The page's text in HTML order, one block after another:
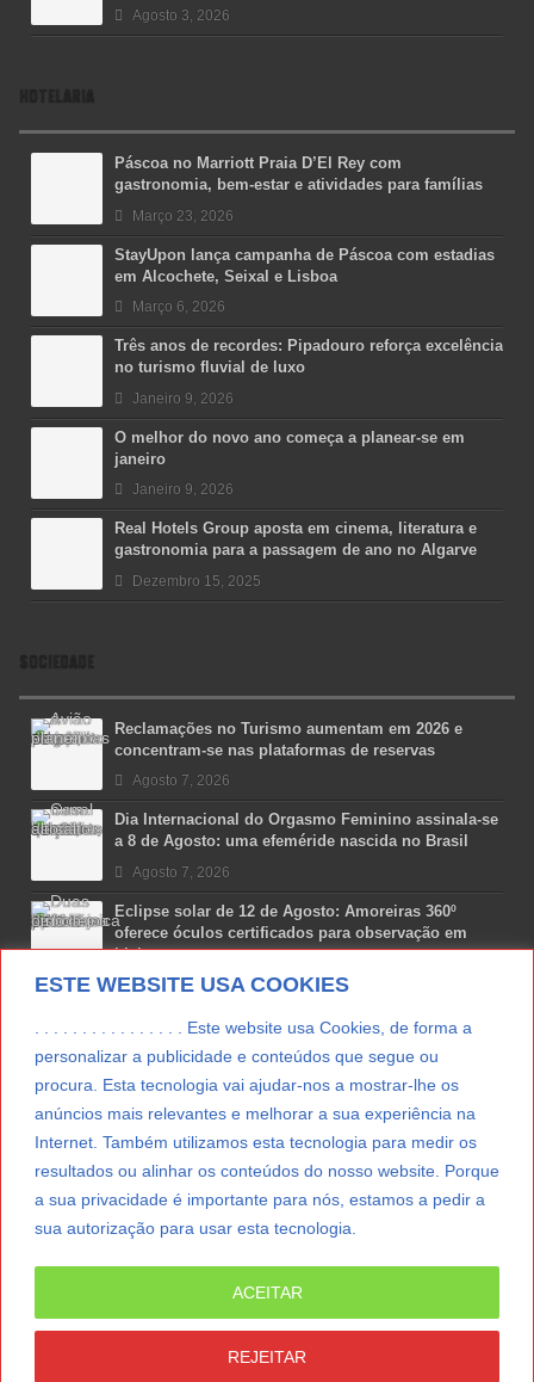
ESTE WEBSITE USA COOKIES
. . . . . . . . . . . . . . . . Este website usa Cookies, de forma a
personalizar a publicidade e conteúdos que segue ou
procura. Esta tecnologia vai ajudar-nos a mostrar-lhe os
anúncios mais relevantes e melhorar a sua experiência na
Internet. Também utilizamos esta tecnologia para medir os
resultados ou alinhar os conteúdos do nosso website. Porque
a sua privacidade é importante para nós, estamos a pedir a
sua autorização para usar esta tecnologia.
REJEITAR
ACEITAR
Agosto 3, 2026
HOTELARIA
Páscoa no Marriott Praia D’El Rey com
gastronomia, bem-estar e atividades para famílias
Março 23, 2026
StayUpon lança campanha de Páscoa com estadias
em Alcochete, Seixal e Lisboa
Março 6, 2026
Três anos de recordes: Pipadouro reforça excelência
no turismo fluvial de luxo
Janeiro 9, 2026
O melhor do novo ano começa a planear-se em
janeiro
Janeiro 9, 2026
Real Hotels Group aposta em cinema, literatura e
gastronomia para a passagem de ano no Algarve
Dezembro 15, 2025
SOCIEDADE
Reclamações no Turismo aumentam em 2026 e
concentram-se nas plataformas de reservas
Agosto 7, 2026
Dia Internacional do Orgasmo Feminino assinala-se
a 8 de Agosto: uma efeméride nascida no Brasil
Agosto 7, 2026
Eclipse solar de 12 de Agosto: Amoreiras 360º
oferece óculos certificados para observação em
Lisboa
Agosto 7, 2026
Lua Afonso vence prémio internacional de liderança
Agosto 7, 2026
Preparar o carro para as férias de Verão
Agosto 5, 2026
SUBSCREVER NEWSLETTER